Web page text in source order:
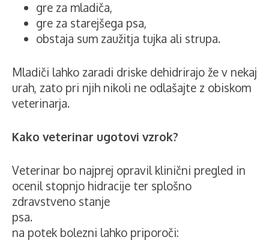
gre za mladiča,
gre za starejšega psa,
obstaja sum zaužitja tujka ali strupa.
Mladiči lahko zaradi driske dehidrirajo že v nekaj
urah, zato pri njih nikoli ne odlašajte z obiskom
veterinarja.
Kako veterinar ugotovi vzrok?
Veterinar bo najprej opravil klinični pregled in
ocenil stopnjo hidracije ter splošno
zdravstveno stanje
psa.
na potek bolezni lahko priporoči: